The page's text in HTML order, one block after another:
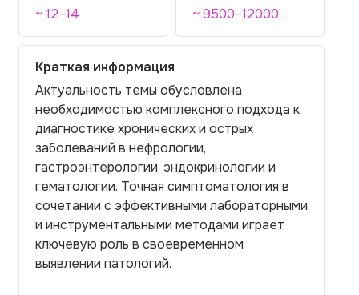
~ 12–14
~ 9500–12000
Краткая информация
Актуальность темы обусловлена
необходимостью комплексного подхода к
диагностике хронических и острых
заболеваний в нефрологии,
гастроэнтерологии, эндокринологии и
гематологии. Точная симптоматология в
сочетании с эффективными лабораторными
и инструментальными методами играет
ключевую роль в своевременном
выявлении патологий.